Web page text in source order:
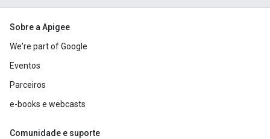
Sobre a Apigee
We're part of Google
Eventos
Parceiros
e-books e webcasts
Comunidade e suporte